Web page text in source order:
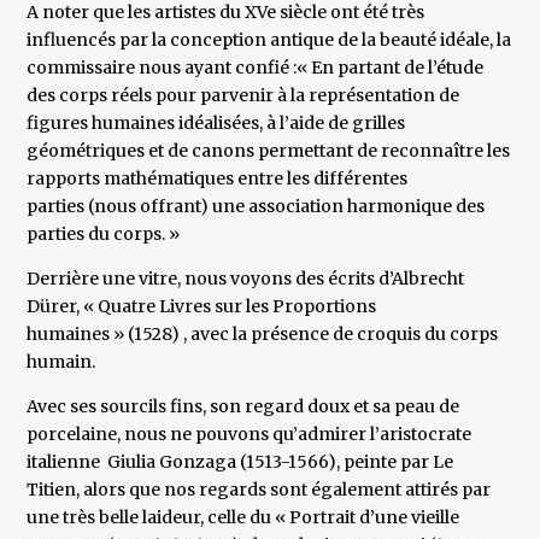
A noter que les artistes du XVe siècle ont été très
influencés par la conception antique de la beauté idéale, la
commissaire nous ayant confié :« En partant de l’étude
des corps réels pour parvenir à la représentation de
figures humaines idéalisées, à l’aide de grilles
géométriques et de canons permettant de reconnaître les
rapports mathématiques entre les différentes
parties (nous offrant) une association harmonique des
parties du corps. »
Derrière une vitre, nous voyons des écrits d’Albrecht
Dürer, « Quatre Livres sur les Proportions
humaines » (1528) , avec la présence de croquis du corps
humain.
Avec ses sourcils fins, son regard doux et sa peau de
porcelaine, nous ne pouvons qu’admirer l’aristocrate
italienne Giulia Gonzaga (1513-1566), peinte par Le
Titien, alors que nos regards sont également attirés par
une très belle laideur, celle du « Portrait d’une vieille